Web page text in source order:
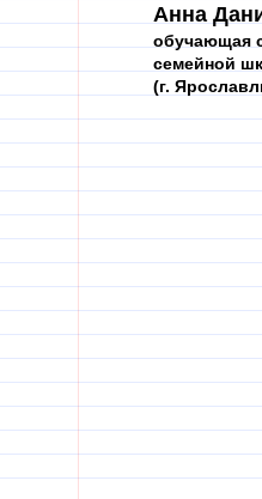
Анна
обучающая
семейной
(г.